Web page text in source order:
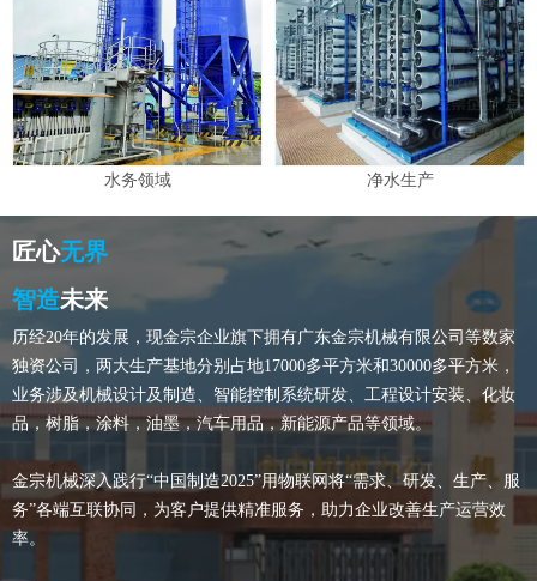
水务领域 净水生产
匠心无界
智造未来
历经20年的发展，现金宗企业旗下拥有广东金宗机械有限公司等数家
独资公司，两大生产基地分别占地17000多平方米和30000多平方米，
业务涉及机械设计及制造、智能控制系统研发、工程设计安装、化妆
品，树脂，涂料，油墨，汽车用品，新能源产品等领域。
金宗机械深入践行“中国制造2025”用物联网将“需求、研发、生产、服
务”各端互联协同，为客户提供精准服务，助力企业改善生产运营效
率。